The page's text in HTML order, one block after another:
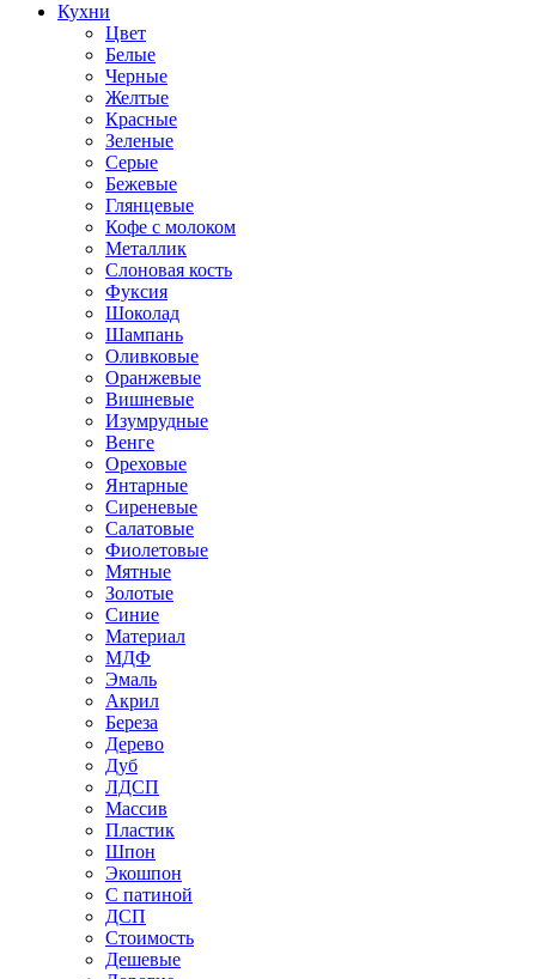
Кухни
Цвет
Белые
Черные
Желтые
Красные
Зеленые
Серые
Бежевые
Глянцевые
Кофе с молоком
Металлик
Слоновая кость
Фуксия
Шоколад
Шампань
Оливковые
Оранжевые
Вишневые
Изумрудные
Венге
Ореховые
Янтарные
Сиреневые
Салатовые
Фиолетовые
Мятные
Золотые
Синие
Материал
МДФ
Эмаль
Акрил
Береза
Дерево
Дуб
ЛДСП
Массив
Пластик
Шпон
Экошпон
С патиной
ДСП
Стоимость
Дешевые